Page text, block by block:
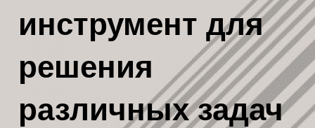
инструмент для
решения
различных задач